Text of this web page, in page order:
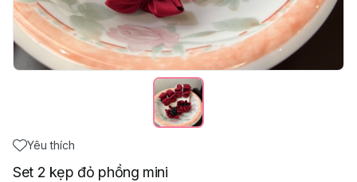
Yêu thích
Set 2 kẹp đỏ phồng mini